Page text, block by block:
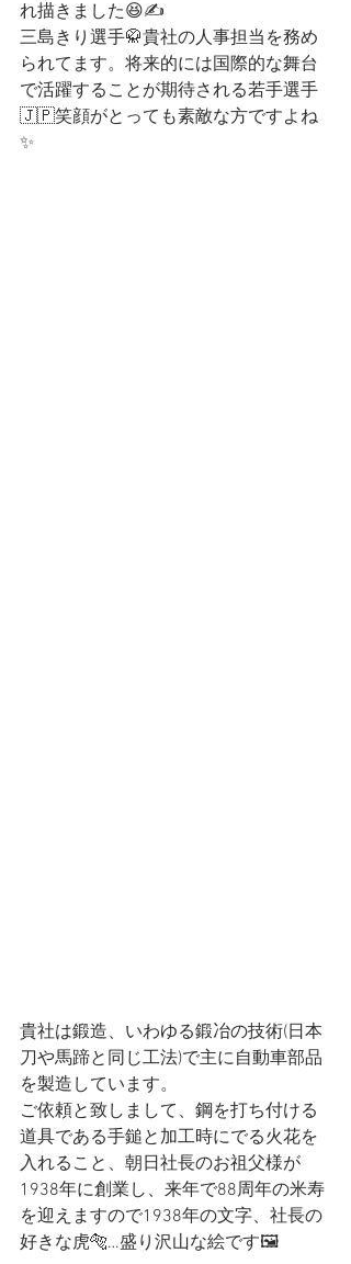
れ描きました😆✍️
三島きり選手🥋貴社の人事担当を務め
られてます。将来的には国際的な舞台
で活躍することが期待される若手選手
🇯🇵笑顔がとっても素敵な方ですよね
✨
貴社は鍛造、いわゆる鍛冶の技術(日本
刀や馬蹄と同じ工法)で主に自動車部品
を製造しています。
ご依頼と致しまして、鋼を打ち付ける
道具である手鎚と加工時にでる火花を
入れること、朝日社長のお祖父様が
1938年に創業し、来年で88周年の米寿
を迎えますので1938年の文字、社長の
好きな虎🐅…盛り沢山な絵です🖼️